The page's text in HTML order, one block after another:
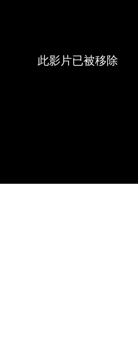
此影片已被移除